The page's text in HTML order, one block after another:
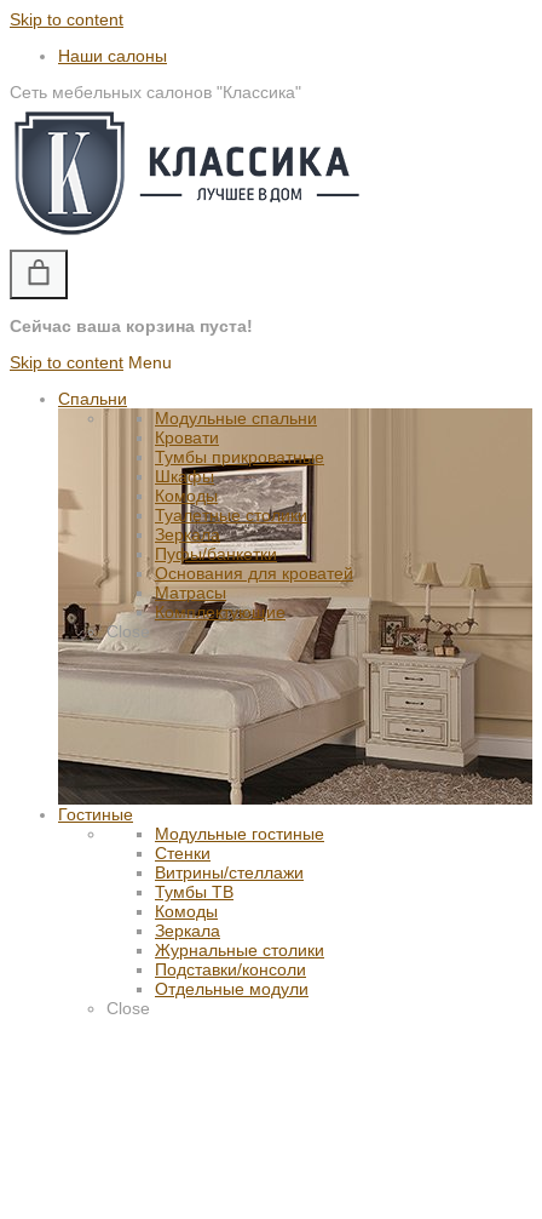
Skip to content
Наши салоны
Сеть мебельных салонов "Классика"
Сейчас ваша корзина пуста!
Skip to content Menu
Спальни
Модульные спальни
Кровати
Тумбы прикроватные
Шкафы
Комоды
Туалетные столики
Зеркала
Пуфы/банкетки
Основания для кроватей
Матрасы
Комплектующие
Close
Гостиные
Модульные гостиные
Стенки
Витрины/стеллажи
Тумбы ТВ
Комоды
Зеркала
Журнальные столики
Подставки/консоли
Отдельные модули
Close